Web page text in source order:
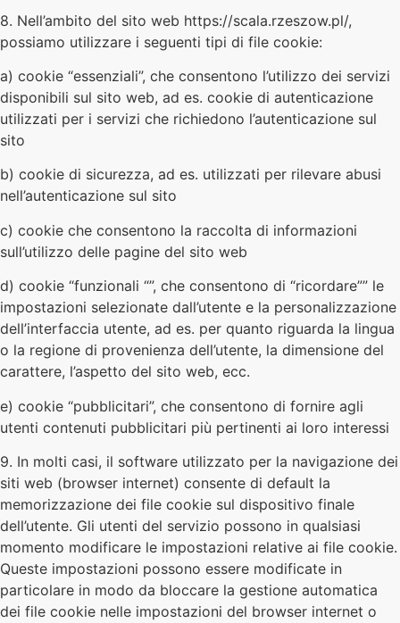
8. Nell’ambito del sito web https://scala.rzeszow.pl/,
possiamo utilizzare i seguenti tipi di file cookie:
a) cookie “essenziali”, che consentono l’utilizzo dei servizi
disponibili sul sito web, ad es. cookie di autenticazione
utilizzati per i servizi che richiedono l’autenticazione sul
sito
b) cookie di sicurezza, ad es. utilizzati per rilevare abusi
nell’autenticazione sul sito
c) cookie che consentono la raccolta di informazioni
sull’utilizzo delle pagine del sito web
d) cookie “funzionali “”, che consentono di “ricordare”” le
impostazioni selezionate dall’utente e la personalizzazione
dell’interfaccia utente, ad es. per quanto riguarda la lingua
o la regione di provenienza dell’utente, la dimensione del
carattere, l’aspetto del sito web, ecc.
e) cookie “pubblicitari”, che consentono di fornire agli
utenti contenuti pubblicitari più pertinenti ai loro interessi
9. In molti casi, il software utilizzato per la navigazione dei
siti web (browser internet) consente di default la
memorizzazione dei file cookie sul dispositivo finale
dell’utente. Gli utenti del servizio possono in qualsiasi
momento modificare le impostazioni relative ai file cookie.
Queste impostazioni possono essere modificate in
particolare in modo da bloccare la gestione automatica
dei file cookie nelle impostazioni del browser internet o